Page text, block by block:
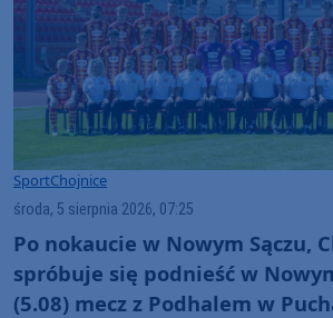
SportChojnice
środa, 5 sierpnia 2026, 07:25
Po nokaucie w Nowym Sączu,
spróbuje się podnieść w
(5.08) mecz z Podhalem w